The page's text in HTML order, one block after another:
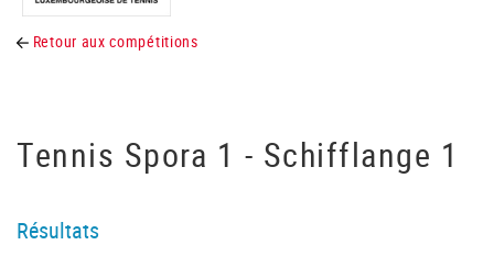
Retour aux compétitions
Tennis Spora 1 - Schifflange 1
Résultats